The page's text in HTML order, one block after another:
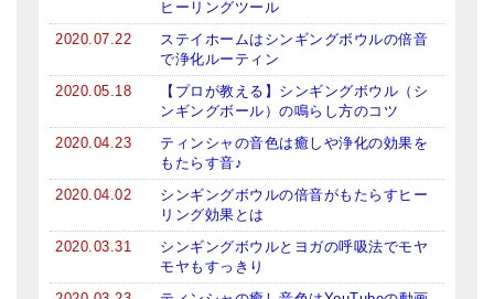
ヒーリングツール
2020.07.22
ステイホームはシンギングボウルの倍音
で浄化ルーティン
2020.05.18
【プロが教える】シンギングボウル（シ
ンギングボール）の鳴らし方のコツ
2020.04.23
ティンシャの音色は癒しや浄化の効果を
もたらす音♪
2020.04.02
シンギングボウルの倍音がもたらすヒー
リング効果とは
2020.03.31
シンギングボウルとヨガの呼吸法でモヤ
モヤもすっきり